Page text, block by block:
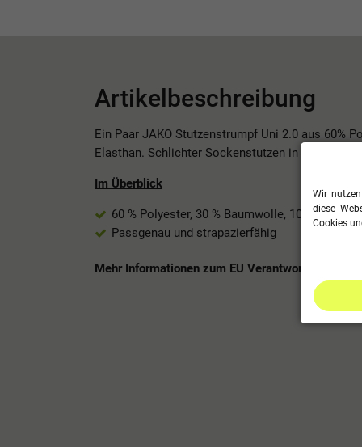
Artikelbeschreibung
Ein Paar JAKO Stutzenstrumpf Uni 2.0 aus 60%
Elasthan. Schlichter Sockenstutzen in den
Im Überblick
60 % Polyester, 30 % Baumwolle, 10 %
Passgenau und strapazierfähig
Mehr Informationen zum EU Verantwortlichen »
Wir
diese
Cookies